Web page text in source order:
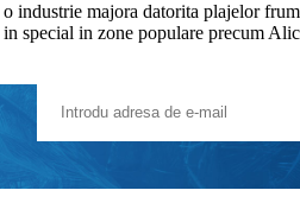
industrie majora datorita plajelor
special in zone populare precum